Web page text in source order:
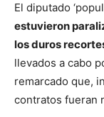
El diputado
estuvieron
los duros
llevados a cabo
remarcado que,
contratos fueran